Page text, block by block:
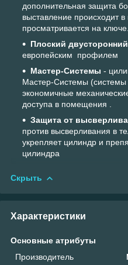
дополнительная защита
выставление происходит
просматривается на ключе.
Плоский
европейским профилем
Мастер-Системы -
Мастер-Системы
экономичные
доступа в помещения .
Защита от
против высверливания в
укрепляет цилиндр и
цилиндра
Скрыть
Характеристики
Основные атрибуты
Производитель